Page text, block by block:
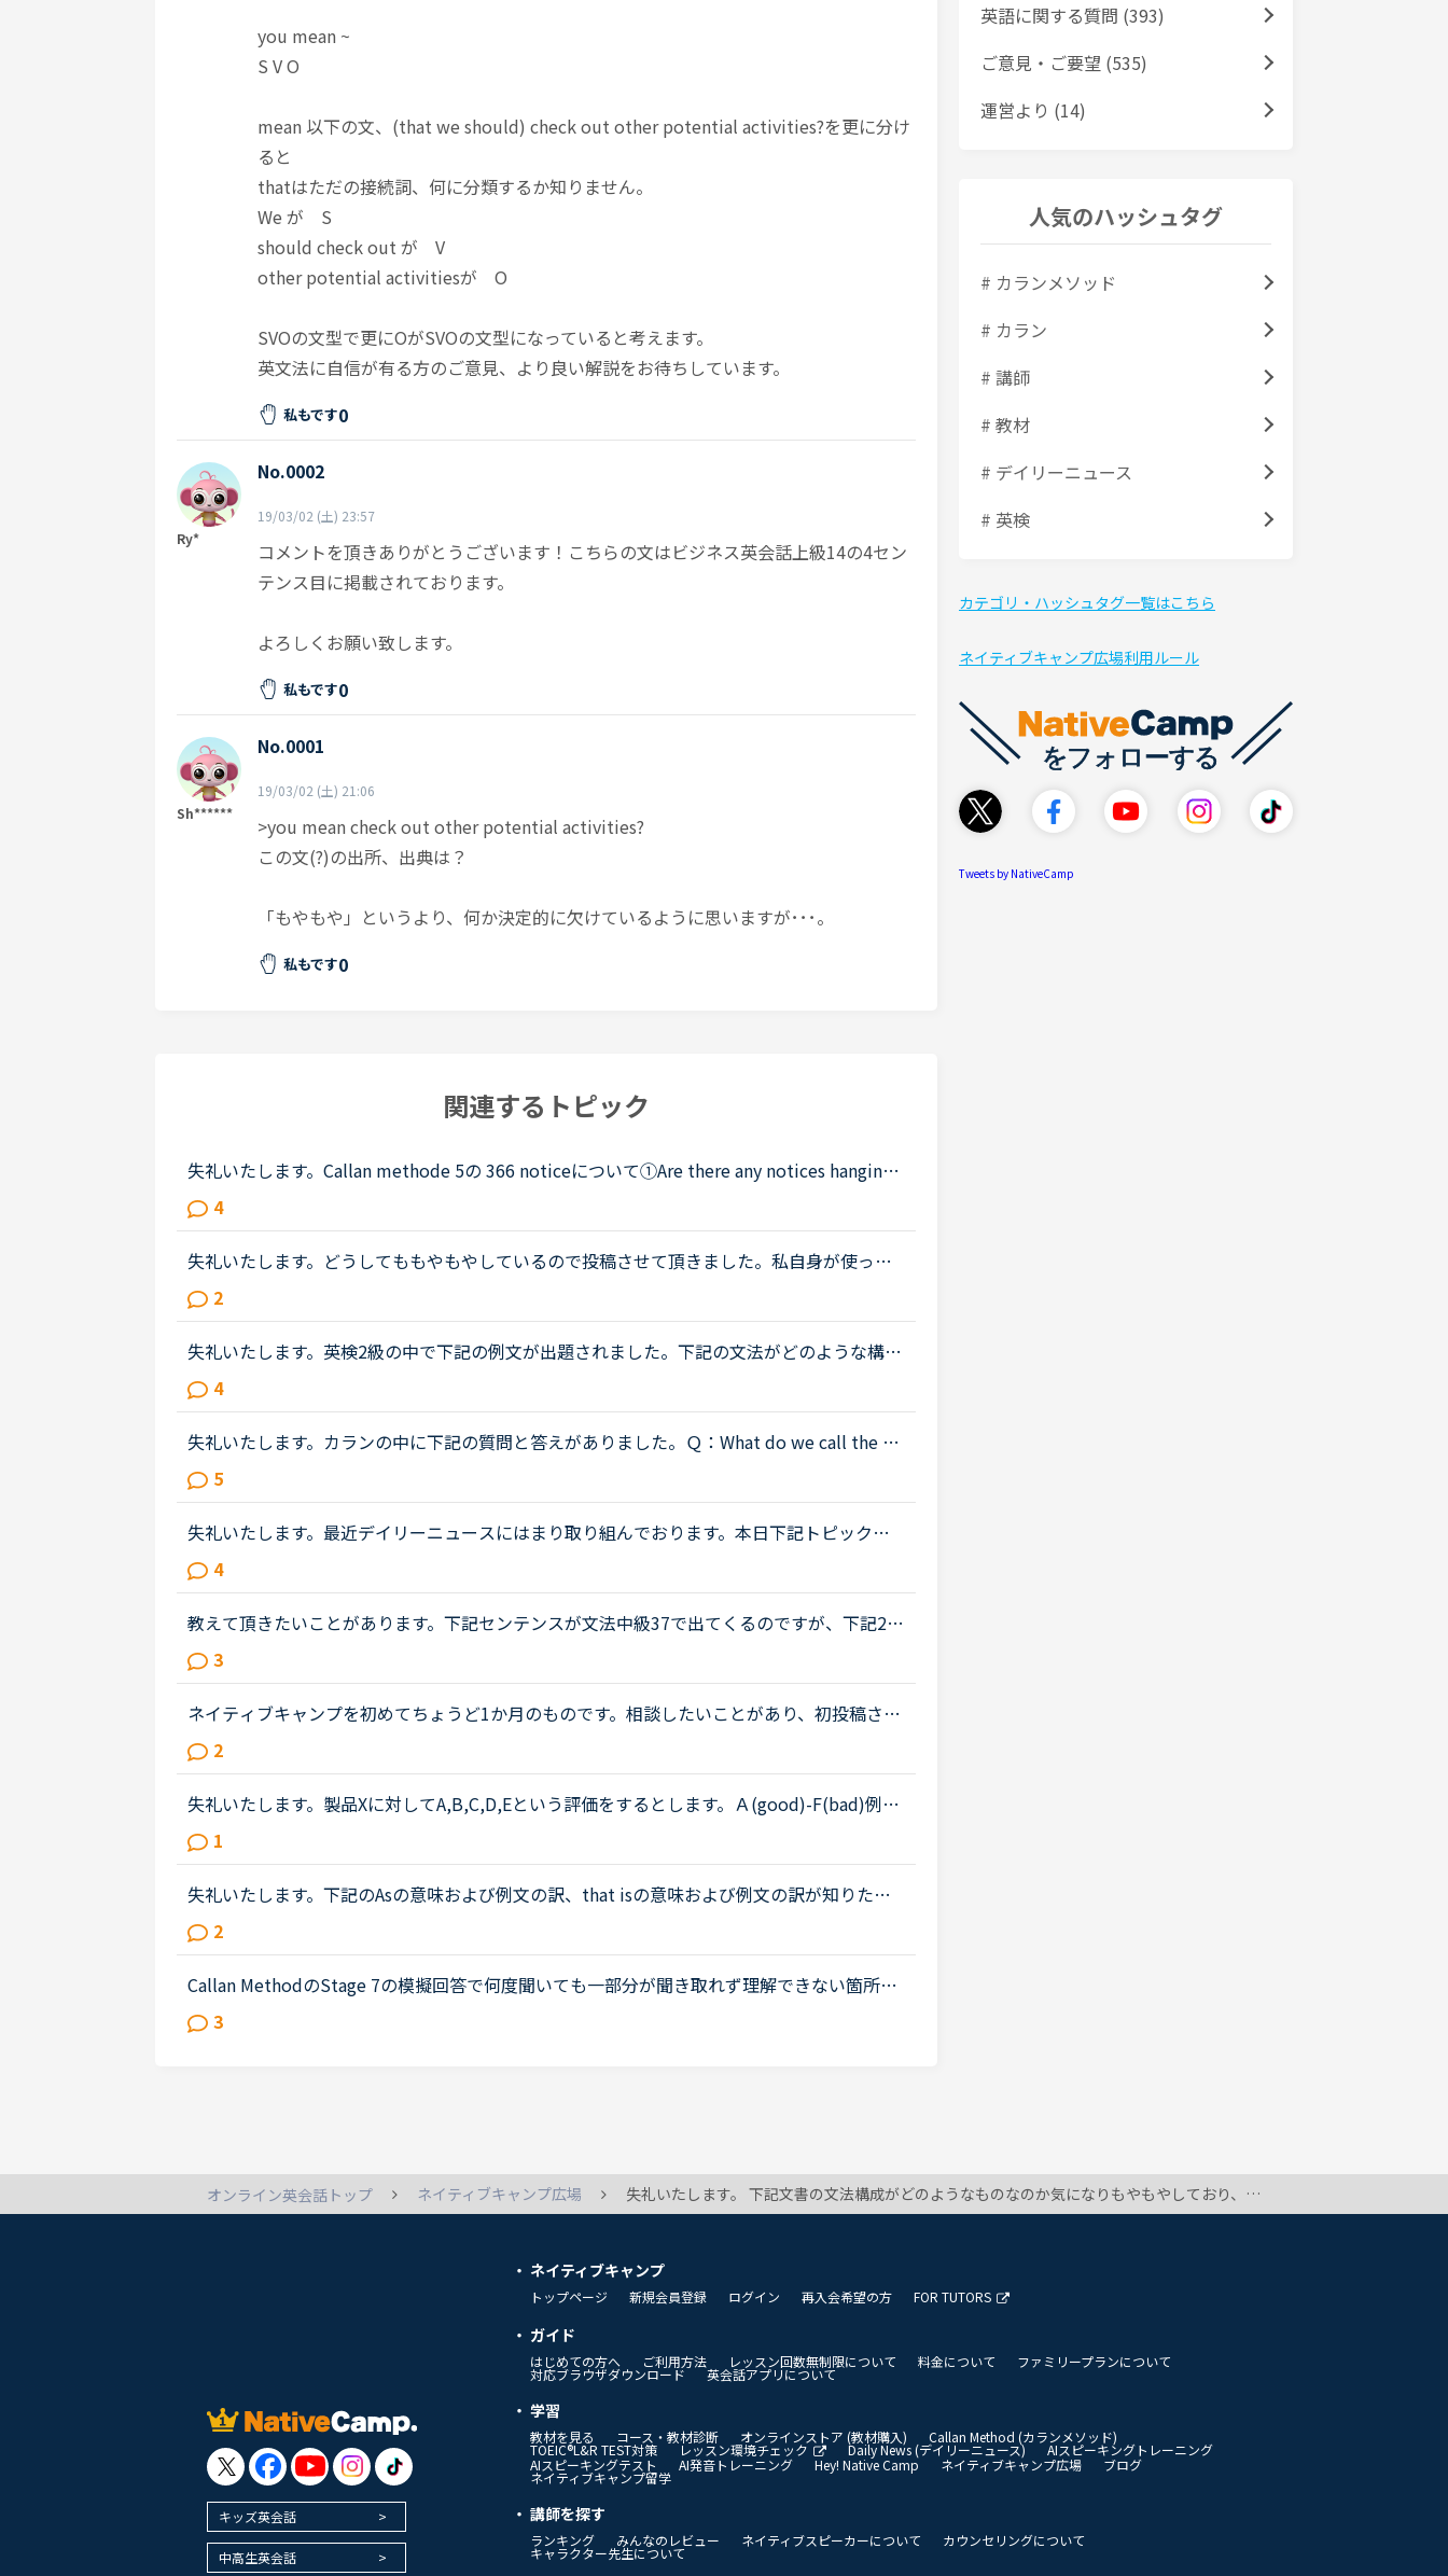
you mean ~
S V O
mean 以下の文、(that we should) check out other potential activities?を更に分け
ると
thatはただの接続詞、何に分類するか知りません。
We が S
should check out が V
other potential activitiesが O
SVOの文型で更にOがSVOの文型になっていると考えます。
英文法に自信が有る方のご意見、より良い解説をお待ちしています。
私もです0
Ry*
No.0002
19/03/02 (土) 23:57
コメントを頂きありがとうございます！こちらの文はビジネス英会話上級14の4セン
テンス目に掲載されております。
よろしくお願い致します。
私もです0
Sh******
No.0001
19/03/02 (土) 21:06
>you mean check out other potential activities?
この文(?)の出所、出典は？
「もやもや」というより、何か決定的に欠けているように思いますが･･･。
私もです0
関連するトピック
失礼いたします。Callan methode 5の 366 noticeについて①Are there any notices hanging
up in the school?②Where?③What do they say？とあるのですが①～③の訳および②③の英
語によってどのように答えればよいかご...
4
失礼いたします。どうしてももやもやしているので投稿させて頂きました。私自身が使って
いる教材にて下記の文章が出てきました。thatより後の文法が良くわかりません。わかる方
ご教示願いたいです。よろしくお願...
2
失礼いたします。英検2級の中で下記の例文が出題されました。下記の文法がどのような構成
になっているのか教えて頂きたいです。特にlifting the immigration related restrictionがど
のような構成がうまく理解で...
4
失礼いたします。カランの中に下記の質問と答えがありました。Ｑ：What do we call the thi
ng we wear on our heads?Ａ：We call the thing we wear on our heads a hat.（頭にかぶっ
ているものを帽子と呼びます...
5
失礼いたします。最近デイリーニュースにはまり取り組んでおります。本日下記トピックを
読んでいたのですが、題名をどのようにやくしてよいかうまくわかりませんでした。ご教示
願いたいです。以上、よろしくお願...
4
教えて頂きたいことがあります。下記センテンスが文法中級37で出てくるのですが、下記2つ
についてご教示願いたいです。I'm doing it just the way the recipe says.①訳（特にsayの使
い方)②Justの役割(the way とJ...
3
ネイティブキャンプを初めてちょうど1か月のものです。相談したいことがあり、初投稿させ
て頂きました。今までは、今すぐレッスンを主体に受けてきました。今後も今すぐレッスン
を主体に受けていきたいと考えてお...
2
失礼いたします。製品Xに対してA,B,C,D,Eという評価をするとします。Ａ(good)-F(bad)例え
ば「製品XはＣからE評価の物は製品全体の25%以内に納めなければならない」という文言を
仕様書等の注釈に入れる場合、英語...
1
失礼いたします。下記のAsの意味および例文の訳、that isの意味および例文の訳が知りたい
です。またeverybody とIがくっついていてよいのかもよくわかりません。重要な単語である
ためしっかり理解したいと考えて...
2
Callan MethodのStage 7の模擬回答で何度聞いても一部分が聞き取れず理解できない箇所が
あり、下記の英文について質問致します。Callan MethodのStage 7の音声アプリの下記の模
擬回答についてですが、その模擬回...
3
英語に関する質問 (393)
ご意見・ご要望 (535)
運営より (14)
人気のハッシュタグ
# カランメソッド
# カラン
# 講師
# 教材
# デイリーニュース
# 英検
カテゴリ・ハッシュタグ一覧はこちら
ネイティブキャンプ広場利用ルール
Tweets by NativeCamp
オンライン英会話トップ ネイティブキャンプ広場 失礼いたします。 下記文書の文法構成がどのようなものなのか気になりもやもやしており、こちらに投稿させて頂きました。 どのように考えればよいかご教示願いたいです。 以上宜しくお願い致します。 ①S+V (S)+V ②S+V+O ③その他 you mean check out other potential activities?
キッズ英会話
中高生英会話
ネイティブキャンプ
トップページ 新規会員登録 ログイン 再入会希望の方 FOR TUTORS
ガイド
はじめての方へ ご利用方法 レッスン回数無制限について 料金について ファミリープランについて
対応ブラウザダウンロード 英会話アプリについて
学習
教材を見る コース・教材診断 オンラインストア (教材購入) Callan Method (カランメソッド)
TOEIC®L&R TEST対策 レッスン環境チェック Daily News (デイリーニュース)
AIスピーキングトレーニング
AIスピーキングテスト
AI発音トレーニング Hey! Native Camp ネイティブキャンプ広場 ブログ
ネイティブキャンプ留学
講師を探す
ランキング みんなのレビュー ネイティブスピーカーについて カウンセリングについて
キャラクター先生について